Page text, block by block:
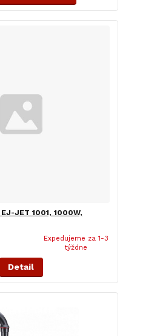
JET 1001, 1000W,
Expedujeme za 1-3
týždne
Detail